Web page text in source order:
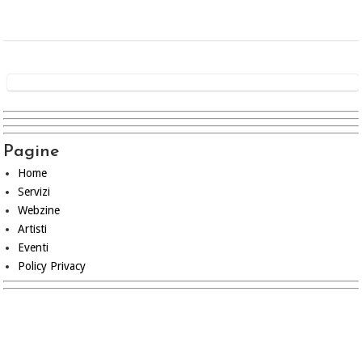
Pagine
Home
Servizi
Webzine
Artisti
Eventi
Policy Privacy